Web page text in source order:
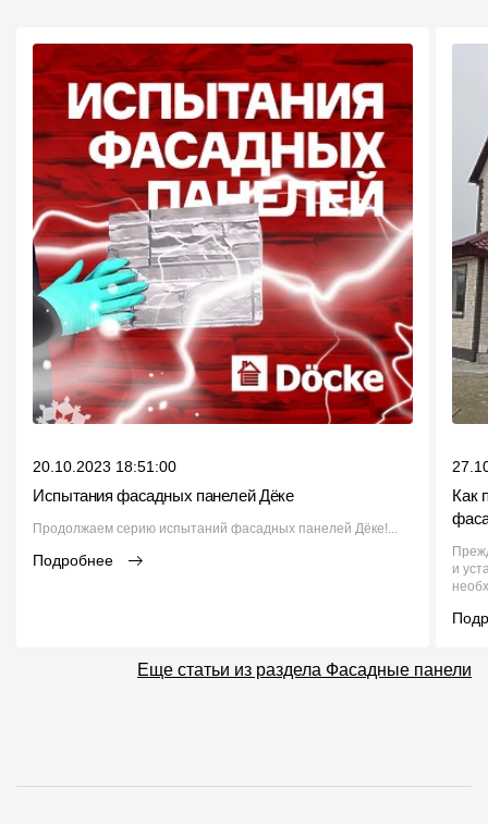
20.10.2023 18:51:00
Испытания фасадных панелей Дёке
Продолжаем серию испытаний фасадных панелей Дёке!...
Подробнее
Как
и
Еще статьи из раздела Фасадные панели